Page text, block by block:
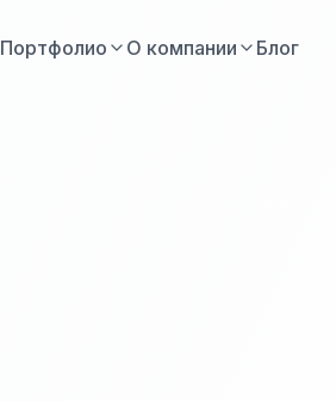
Портфолио О компании Блог